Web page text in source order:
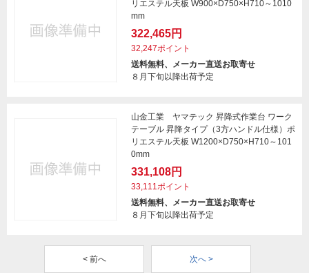
リエステル天板 W900×D750×H710～1010
mm
322,465円
32,247ポイント
送料無料、メーカー直送お取寄せ
８月下旬以降出荷予定
山金工業 ヤマテック 昇降式作業台 ワーク
テーブル 昇降タイプ（3方ハンドル仕様）ポ
リエステル天板 W1200×D750×H710～101
0mm
331,108円
33,111ポイント
送料無料、メーカー直送お取寄せ
８月下旬以降出荷予定
< 前へ 次へ >